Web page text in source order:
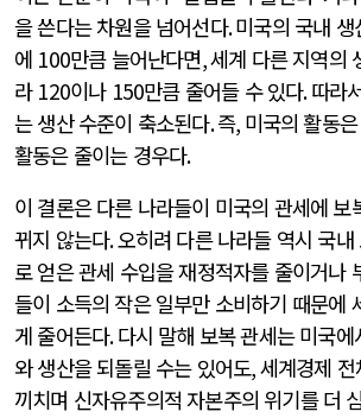
을 쓴다는 차원을 넘어선다.미국의 국내
에 100만큼 늘어난다면,세계 다른 지역의
라 120이나 150만큼 줄어들 수 있다.따라
는 생산 수준이 축소된다.즉, 미국의 활동
활동은 줄이는 경우다.
이 결론은 다른 나라들이 미국의 관세에 보
뀌지 않는다.오히려 다른 나라들 역시 국
로 얻은 관세 수입을 재정적자를 줄이거나
들이 소득의 작은 일부만 소비하기 때문에
게 줄어든다.다시 말해 보복 관세는 미국
와 생산을 되돌릴 수는 있어도,세계경제
끼치며 신자유주의적 자본주의 위기를 더